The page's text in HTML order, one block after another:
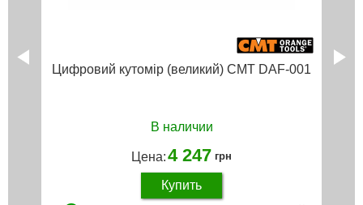
Цифровий кутомір (великий) CMT DAF-001
В наличии
Цена:4 247 грн
Купить